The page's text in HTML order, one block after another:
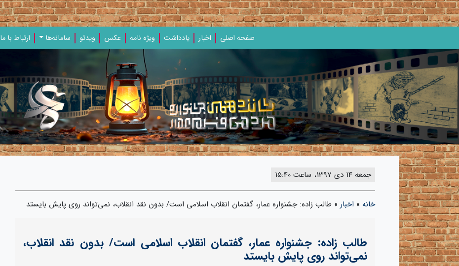
صفحه اصلی اخبار یادداشت‌ ویژه‌ نامه‌ عکس ویدئو سامانه‌ها ارتباط با ما
جمعه 14 دی 1397، ساعت 15:40
خانه » اخبار » طالب زاده: جشنواره عمار، گفتمان انقلاب اسلامی است/ بدون نقد انقلاب، نمی‌تواند روی پایش بایستد
طالب زاده: جشنواره عمار، گفتمان انقلاب اسلامی است/ بدون نقد انقلاب،
نمی‌تواند روی پایش بایستد